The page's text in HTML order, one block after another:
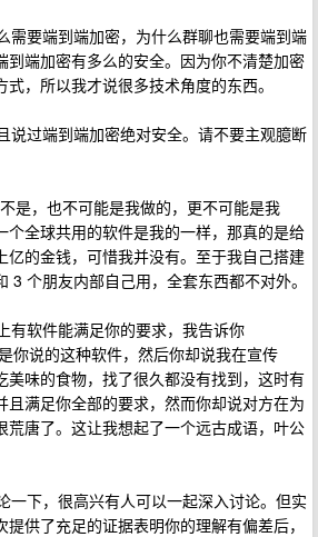
需要端到端加密，为什么群聊也需要端到端
到端加密有多么的安全。因为你不清楚加密
，所以我才说很多技术角度的东西。
说过端到端加密绝对安全。请不要主观臆断
是，也不可能是我做的，更不可能是我
个全球共用的软件是我的一样，那真的是给
亿的金钱，可惜我并没有。至于我自己搭建
3 个朋友内部自己用，全套东西都不对外。
有软件能满足你的要求，我告诉你
你说的这种软件，然后你却说我在宣传
美味的食物，找了很久都没有找到，这时有
且满足你全部的要求，然而你却说对方在为
荒唐了。这让我想起了一个远古成语，叶公
一下，很高兴有人可以一起深入讨论。但实
供了充足的证据表明你的理解有偏差后，